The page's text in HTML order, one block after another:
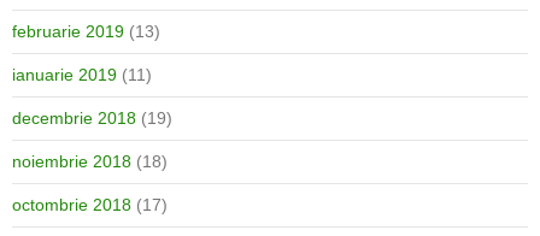
februarie 2019 (13)
ianuarie 2019 (11)
decembrie 2018 (19)
noiembrie 2018 (18)
octombrie 2018 (17)